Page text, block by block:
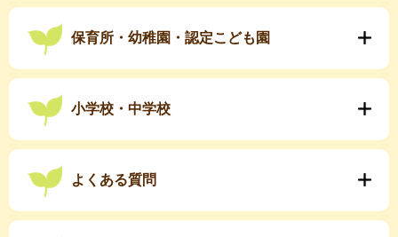
保育所・幼稚園・認定こども園
小学校・中学校
よくある質問